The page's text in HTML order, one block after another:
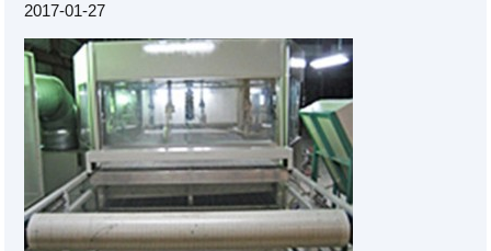
2017-01-27